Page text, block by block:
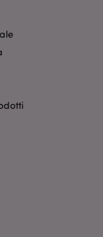
le
Il sito